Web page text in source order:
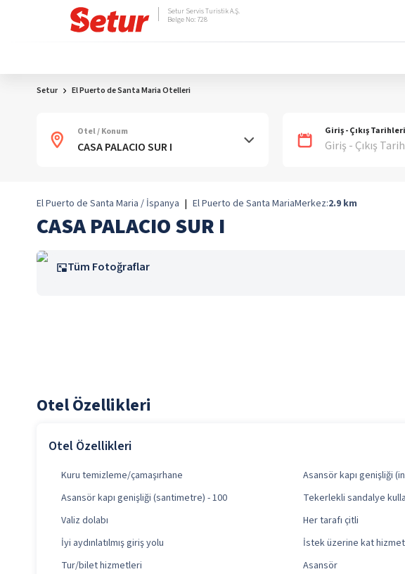
Setur Servis Turistik A.Ş.
Belge No: 728
Setur El Puerto de Santa Maria Otelleri
Otel / Konum Giriş - Çıkış Tarihleri
Giriş - Çıkış
El Puerto de Santa Maria / İspanya | El Puerto de Santa MariaMerkez:2.9 km
CASA PALACIO SUR I
Tüm Fotoğraflar
Otel Özellikleri
Otel Özellikleri
Kuru temizleme/çamaşırhane Asansör kapı genişliği
Asansör kapı genişliği (santimetre) - 100
Tekerlekli sandalye
Valiz dolabı
Her tarafı çitli
İyi aydınlatılmış giriş yolu
İstek üzerine kat
Tur/bilet hizmetleri
Asansör